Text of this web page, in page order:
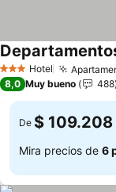
3 Estrellas
Hotel
8,0 Muy bueno 488
De $ 109.208
Mira precios de 6